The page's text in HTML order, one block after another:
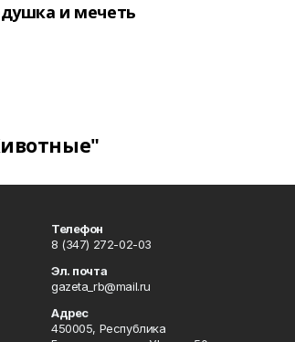
и мечеть
Телефон
8 (347) 272-02-03
Эл. почта
gazeta_rb@mail.ru
Адрес
450005, Республика